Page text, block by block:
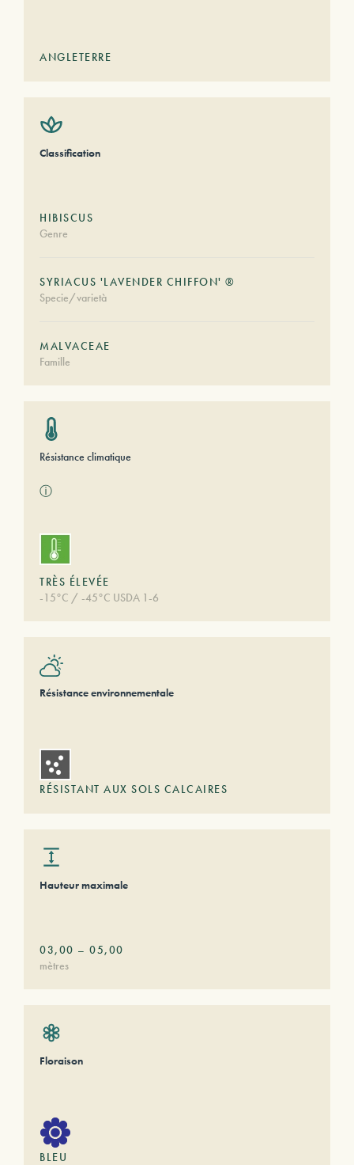
ANGLETERRE
Classification
HIBISCUS
Genre
SYRIACUS 'LAVENDER CHIFFON' ®
Specie/varietà
MALVACEAE
Famille
Résistance climatique
ⓘ
TRÈS ÉLEVÉE
-15°C / -45°C USDA 1-6
Résistance environnementale
RÉSISTANT AUX SOLS CALCAIRES
Hauteur maximale
03,00 – 05,00
mètres
Floraison
BLEU